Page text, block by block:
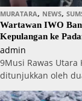
MURATARA, NEWS,
Wartawan IWO
Kepulangan ke
admin
9Musi Rawas
ditunjukkan oleh